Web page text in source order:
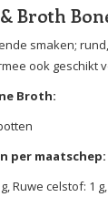
Broth
smaken;
ook geschikt
Broth:
per maatschep:
Ruwe celstof: 1